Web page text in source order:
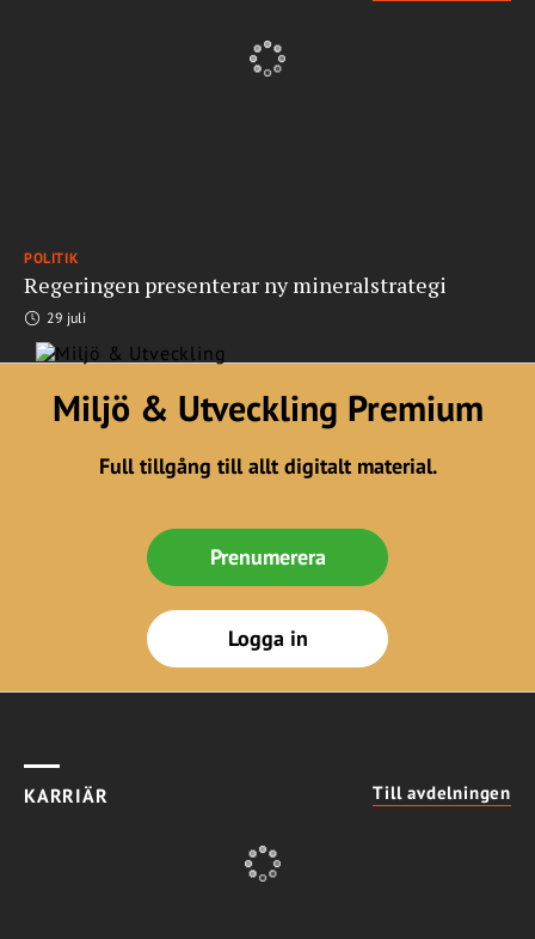
POLITIK
Regeringen presenterar ny mineralstrategi
29 juli
Miljö & Utveckling Premium
Full tillgång till allt digitalt material.
Prenumerera
Logga in
KARRIÄR Till avdelningen